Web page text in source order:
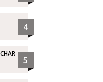
4
5